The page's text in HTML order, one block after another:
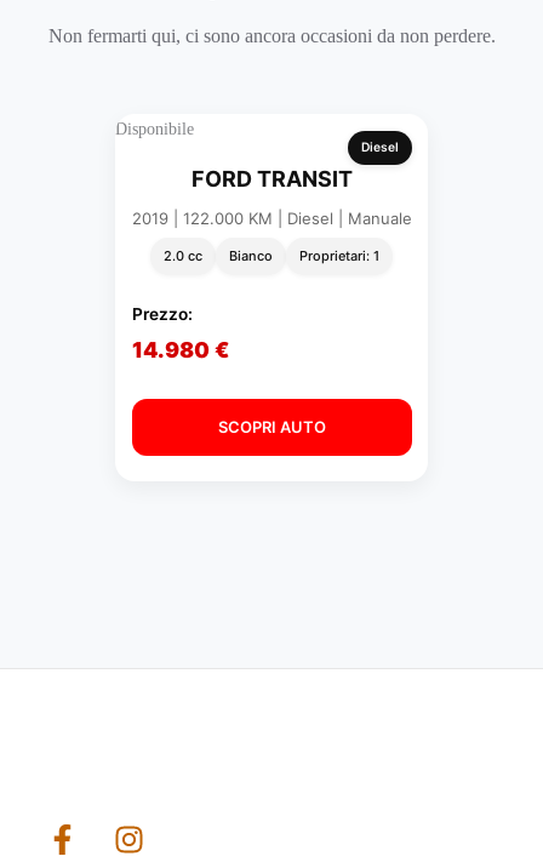
Non fermarti qui, ci sono ancora occasioni da non perdere.
Diesel
Disponibile
FORD TRANSIT
2019 | 122.000 KM | Diesel | Manuale
2.0 cc Bianco Proprietari: 1
Prezzo:
14.980 €
SCOPRI AUTO